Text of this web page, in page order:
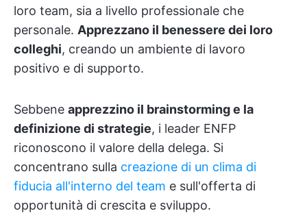
loro team, sia a livello professionale che
personale. Apprezzano il benessere dei loro
colleghi, creando un ambiente di lavoro
positivo e di supporto.
Sebbene apprezzino il brainstorming e la
definizione di strategie, i leader ENFP
riconoscono il valore della delega. Si
concentrano sulla creazione di un clima di
fiducia all'interno del team e sull'offerta di
opportunità di crescita e sviluppo.